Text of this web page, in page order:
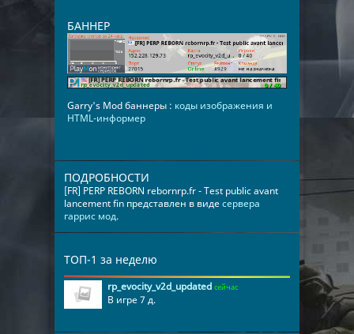
БАННЕР
Garry's Mod баннеры : коды изображения и
HTML-информер
ПОДРОБНОСТИ
[FR] PERP REBORN rebornrp.fr - Test public avant
lancement fin представлен в видесервера
гаррис мод.
ТОП-1 за неделю
rp_evocity_v2d_updated сейчас
В игре 7 д.